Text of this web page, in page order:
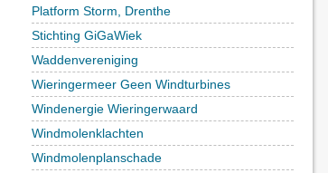
Platform Storm, Drenthe
Stichting GiGaWiek
Waddenvereniging
Wieringermeer Geen Windturbines
Windenergie Wieringerwaard
Windmolenklachten
Windmolenplanschade